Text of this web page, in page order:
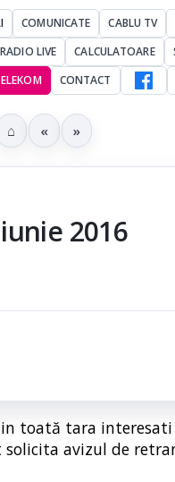
COMUNICATE CABLU TV
RADIO LIVE CALCULATOARE
CONTACT
⌂ « »
2016
toată tara
avizul de